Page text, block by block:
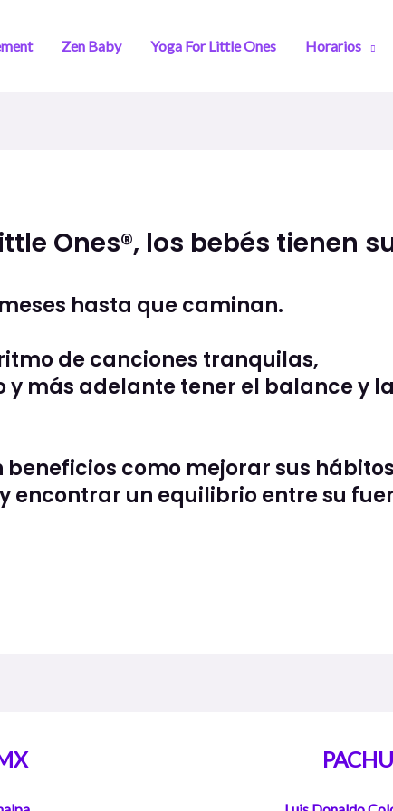
Zen Baby Yoga For Little Ones Horarios
video Ones®, los bebés tienen
hasta que caminan.
de canciones tranquilas,
más adelante tener el balance y la
como mejorar sus
encontrar un equilibrio entre su